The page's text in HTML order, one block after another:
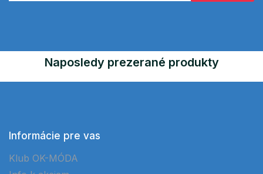
Naposledy prezerané produkty
Informácie pre vas
Klub OK-MÓDA